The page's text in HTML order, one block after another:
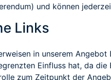
und können
Links
in unserem
Einfluss hat, da
zum Zeitpunkt der